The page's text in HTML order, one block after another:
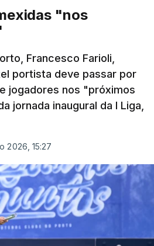
disputada à porta fechada
para a Prevenção e o
Desporto (APCVD).
devido à utilização
por parte de adeptos em
23, condenação
julho pelo Tribunal da
“só faz sentido jogar
nas bancadas.
bons exemplos na Europa
coisas que não são
"nos
Francesco Farioli,
portista deve passar por
jogadores nos "próximos
jornada inaugural da I Liga,
2026, 15:27